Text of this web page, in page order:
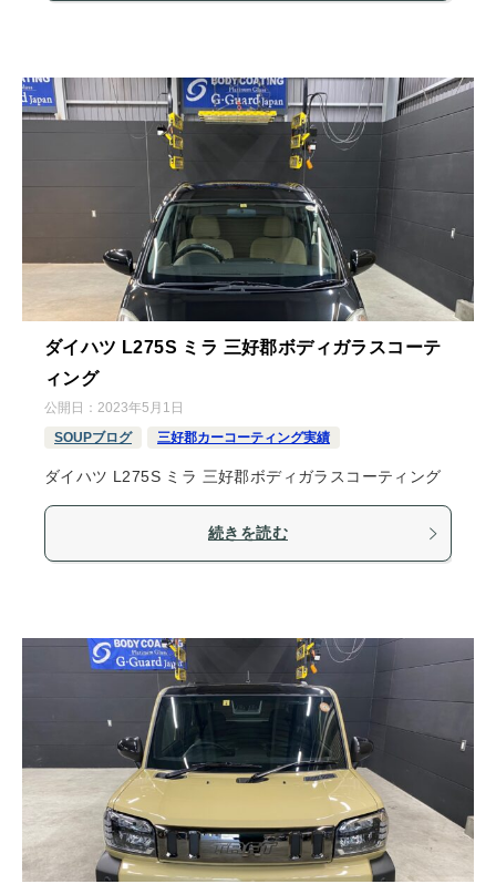
ダイハツ L275S ミラ 三好郡ボディガラスコーテ
ィング
公開日： 2023年5月1日
SOUPブログ
三好郡カーコーティング実績
ダイハツ L275S ミラ 三好郡ボディガラスコーティング
続きを読む